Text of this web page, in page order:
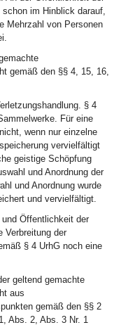
im Hinblick darauf,
Mehrzahl von Personen
gemäß den §§ 4, 15, 16,
§ 4
Für eine
wenn nur einzelne
vervielfältigt
geistige Schöpfung
und Anordnung der
und Anordnung wurde
und vervielfältigt.
Öffentlichkeit der
Verbreitung der
§ 4 UrhG noch eine
geltend gemachte
aus
gemäß den §§ 2
Abs. 2, Abs. 3 Nr. 1